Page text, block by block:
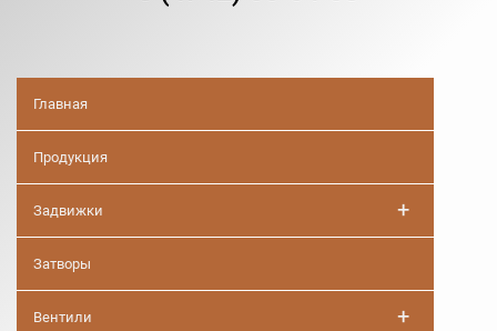
Главная
Продукция
Задвижки +
Затворы
Вентили +